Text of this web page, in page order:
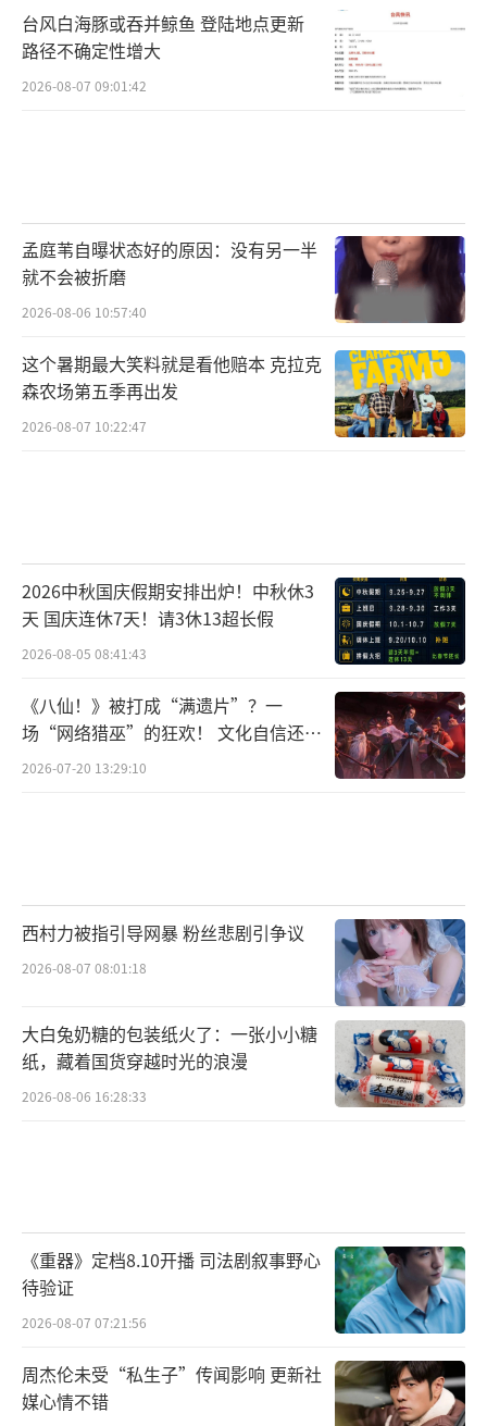
台风白海豚或吞并鲸鱼 登陆地点更新
路径不确定性增大
2026-08-07 09:01:42
孟庭苇自曝状态好的原因：没有另一半
就不会被折磨
2026-08-06 10:57:40
这个暑期最大笑料就是看他赔本 克拉克
森农场第五季再出发
2026-08-07 10:22:47
2026中秋国庆假期安排出炉！中秋休3
天 国庆连休7天！请3休13超长假
2026-08-05 08:41:43
《八仙！》被打成“满遗片”？一
场“网络猎巫”的狂欢！ 文化自信还是
焦虑？
2026-07-20 13:29:10
西村力被指引导网暴 粉丝悲剧引争议
2026-08-07 08:01:18
大白兔奶糖的包装纸火了：一张小小糖
纸，藏着国货穿越时光的浪漫
2026-08-06 16:28:33
《重器》定档8.10开播 司法剧叙事野心
待验证
2026-08-07 07:21:56
周杰伦未受“私生子”传闻影响 更新社
媒心情不错